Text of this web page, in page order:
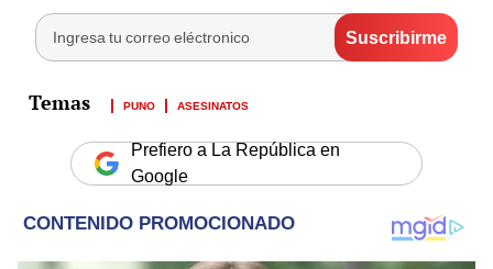
PUNO ASESINATOS
Prefiero a La República en
Google